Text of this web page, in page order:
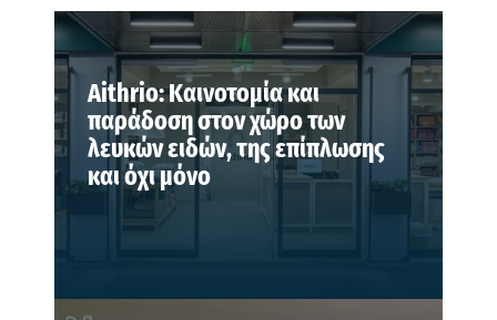
Aithrio: Καινοτομία και
παράδοση στον χώρο των
λευκών ειδών, της επίπλωσης
και όχι μόνο